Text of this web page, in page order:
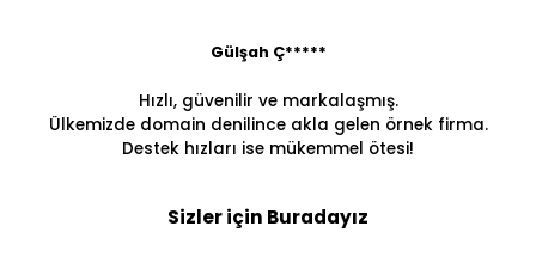
Gülşah Ç*****
Hızlı, güvenilir ve markalaşmış.
Ülkemizde domain denilince akla gelen örnek firma.
Destek hızları ise mükemmel ötesi!
Sizler için Buradayız